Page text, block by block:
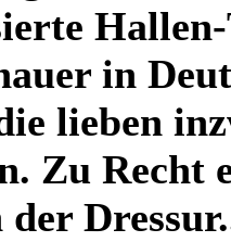
in
lieben
Zu Recht